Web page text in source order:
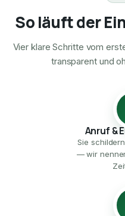
So läuft der
Vier klare Schritte vom
transparent und
Anruf &
Sie
— wir